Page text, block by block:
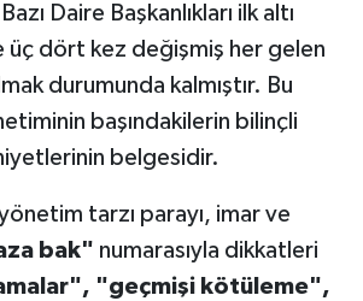
Daire Başkanlıkları ilk altı
üç dört kez değişmiş her gelen
durumunda kalmıştır. Bu
başındakilerin bilinçli
belgesidir.
tarzı parayı, imar ve
bak" numarasıyla dikkatleri
"geçmişi kötüleme",